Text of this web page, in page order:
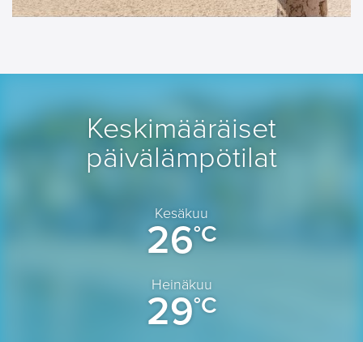
Keskimääräiset
päivälämpötilat
Kesäkuu
26°C
Heinäkuu
29°C